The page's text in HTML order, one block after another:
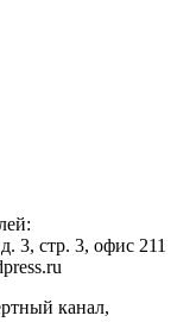
3, стр. 3, офис 211
канал,